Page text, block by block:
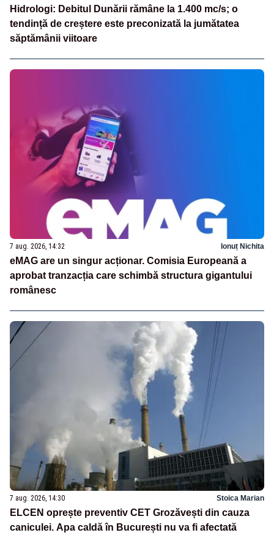
Hidrologi: Debitul Dunării rămâne la 1.400 mc/s; o
tendință de creștere este preconizată la jumătatea
săptămânii viitoare
7 aug. 2026, 14:32 Ionuț Nichita
eMAG are un singur acționar. Comisia Europeană a
aprobat tranzacția care schimbă structura gigantului
românesc
7 aug. 2026, 14:30 Stoica Marian
ELCEN oprește preventiv CET Grozăvești din cauza
caniculei. Apa caldă în București nu va fi afectată